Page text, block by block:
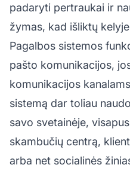
padaryti pertraukai ir
žymas, kad išliktų
Pagalbos sistemos
pašto komunikacijos,
komunikacijos
sistemą dar toliau
savo svetainėje,
skambučių centrą,
arba net socialinės